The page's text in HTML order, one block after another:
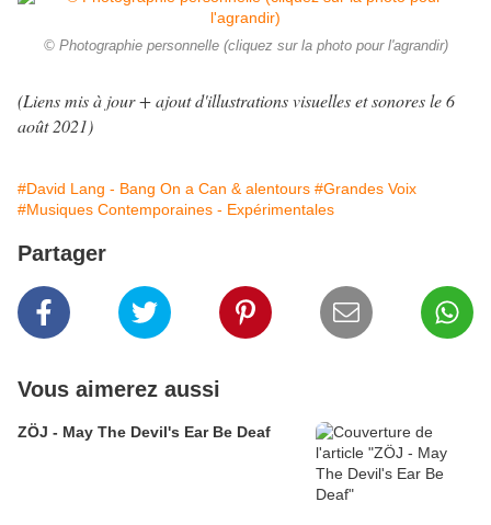
© Photographie personnelle (cliquez sur la photo pour l'agrandir)
(Liens mis à jour + ajout d'illustrations visuelles et sonores le 6
août 2021)
#David Lang - Bang On a Can & alentours #Grandes Voix
#Musiques Contemporaines - Expérimentales
Partager
Vous aimerez aussi
ZÖJ - May The Devil's Ear Be Deaf